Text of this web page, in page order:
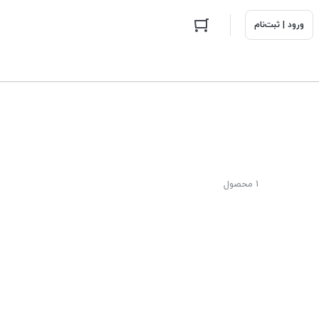
ورود | ثبت‌نام
1 محصول